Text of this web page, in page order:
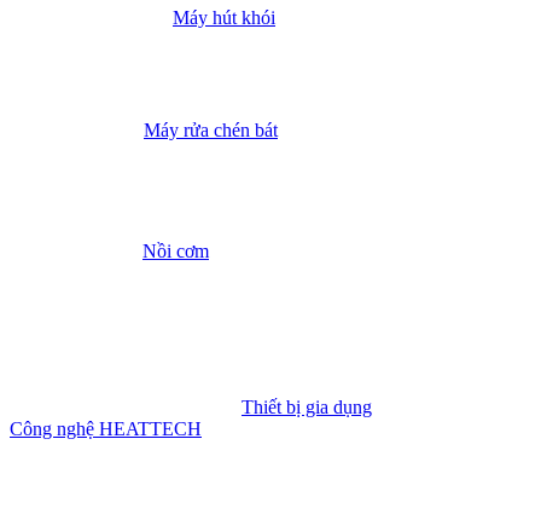
Máy hút khói
Máy rửa chén bát
Nồi cơm
Thiết bị gia dụng
Công nghệ HEATTECH